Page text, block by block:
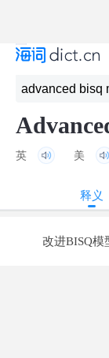
英 美
释义
改进BISQ模